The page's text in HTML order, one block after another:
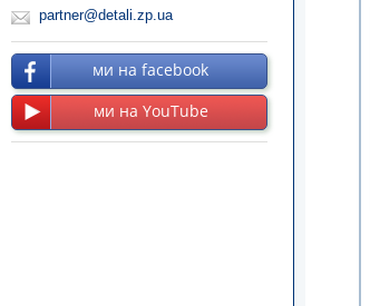
partner@detali.zp.ua
ми на facebook
ми на YouTube